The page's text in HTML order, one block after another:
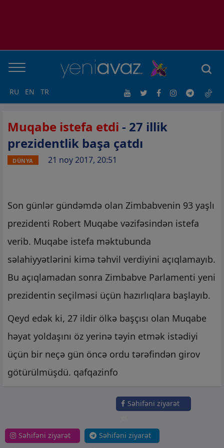
RU EN TR
Muqabe istefa etdi - 27 illik
prezidentlik başa çatdı
DÜNYA 21 noy 2017, 20:51
Son günlər gündəmdə olan Zimbabvenin 93 yaşlı
prezidenti Robert Muqabe vəzifəsindən istefa
verib. Muqabe istefa məktubunda
səlahiyyətlərini kimə təhvil verdiyini açıqlamayıb.
Bu açıqlamadan sonra Zimbabve Parlamenti yeni
prezidentin seçilməsi üçün hazırlıqlara başlayıb.
Qeyd edək ki, 27 ildir ölkə başçısı olan Muqabe
həyat yoldaşını öz yerinə təyin etmək istədiyi
üçün bir neçə gün öncə ordu tərəfindən girov
götürülmüşdü. qafqazinfo
Səhifəni ziyarət
Səhifəni ziyarət
Səhifəni ziyarət